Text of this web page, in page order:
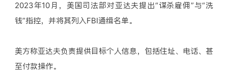
2023年10月，美国司法部对亚达夫提出“谋杀雇佣”与“洗
钱”指控，并将其列入FBI通缉名单。
美方称亚达夫负责提供目标个人信息，包括住址、电话、甚
至付款操作。